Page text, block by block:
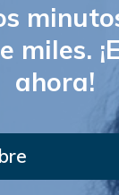
miles.
ahora!